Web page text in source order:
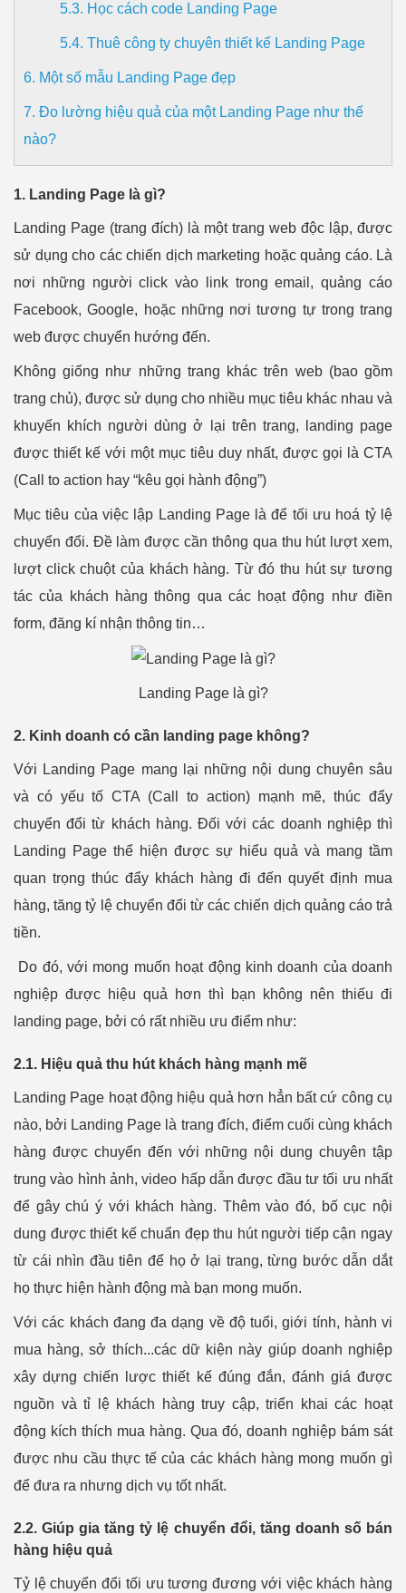
5.3. Học cách code Landing Page
5.4. Thuê công ty chuyên thiết kế Landing Page
6. Một số mẫu Landing Page đẹp
7. Đo lường hiệu quả của một Landing Page như thế
nào?
1. Landing Page là gì?
Landing Page (trang đích) là một trang web độc lập, được
sử dụng cho các chiến dịch marketing hoặc quảng cáo. Là
nơi những người click vào link trong email, quảng cáo
Facebook, Google, hoặc những nơi tương tự trong trang
web được chuyển hướng đến.
Không giống như những trang khác trên web (bao gồm
trang chủ), được sử dụng cho nhiều mục tiêu khác nhau và
khuyến khích người dùng ở lại trên trang, landing page
được thiết kế với một mục tiêu duy nhất, được gọi là CTA
(Call to action hay “kêu gọi hành động”)
Mục tiêu của việc lập Landing Page là để tối ưu hoá tỷ lệ
chuyển đổi. Đề làm được cần thông qua thu hút lượt xem,
lượt click chuột của khách hàng. Từ đó thu hút sự tương
tác của khách hàng thông qua các hoạt động như điền
form, đăng kí nhận thông tin…
Landing Page là gì?
2. Kinh doanh có cần landing page không?
Với Landing Page mang lại những nội dung chuyên sâu
và có yếu tố CTA (Call to action) mạnh mẽ, thúc đẩy
chuyển đổi từ khách hàng. Đối với các doanh nghiệp thì
Landing Page thể hiện được sự hiểu quả và mang tầm
quan trọng thúc đẩy khách hàng đi đến quyết định mua
hàng, tăng tỷ lệ chuyển đổi từ các chiến dịch quảng cáo trả
tiền.
Do đó, với mong muốn hoạt động kinh doanh của doanh
nghiệp được hiệu quả hơn thì bạn không nên thiếu đi
landing page, bởi có rất nhiều ưu điểm như:
2.1. Hiệu quả thu hút khách hàng mạnh mẽ
Landing Page hoạt động hiệu quả hơn hẳn bất cứ công cụ
nào, bởi Landing Page là trang đích, điểm cuối cùng khách
hàng được chuyển đến với những nội dung chuyên tập
trung vào hình ảnh, video hấp dẫn được đầu tư tối ưu nhất
để gây chú ý với khách hàng. Thêm vào đó, bố cục nội
dung được thiết kế chuẩn đẹp thu hút người tiếp cận ngay
từ cái nhìn đầu tiên để họ ở lại trang, từng bước dẫn dắt
họ thực hiện hành động mà bạn mong muốn.
Với các khách đang đa dạng về độ tuổi, giới tính, hành vi
mua hàng, sở thích...các dữ kiện này giúp doanh nghiệp
xây dựng chiến lược thiết kế đúng đắn, đánh giá được
nguồn và tỉ lệ khách hàng truy cập, triển khai các hoạt
động kích thích mua hàng. Qua đó, doanh nghiệp bám sát
được nhu cầu thực tế của các khách hàng mong muốn gì
để đưa ra nhưng dịch vụ tốt nhất.
2.2. Giúp gia tăng tỷ lệ chuyển đổi, tăng doanh số bán
hàng hiệu quả
Tỷ lệ chuyển đổi tối ưu tương đương với việc khách hàng